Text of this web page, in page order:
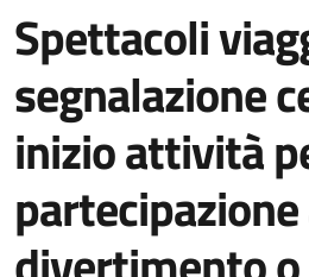
Spettacoli
segnalazione
inizio attività